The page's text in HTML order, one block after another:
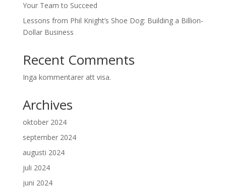
Your Team to Succeed
Lessons from Phil Knight’s Shoe Dog: Building a Billion-
Dollar Business
Recent Comments
Inga kommentarer att visa.
Archives
oktober 2024
september 2024
augusti 2024
juli 2024
juni 2024